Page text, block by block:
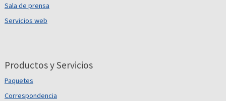
Sala de prensa
Servicios web
Productos y Servicios
Paquetes
Correspondencia